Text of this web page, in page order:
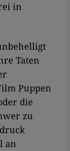
in
Taten
Puppen
die
zu
an